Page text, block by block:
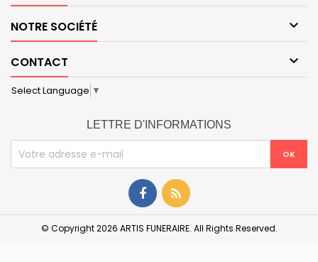
NOTRE SOCIÉTÉ 
CONTACT 
Select Language ▼
LETTRE D'INFORMATIONS
© Copyright 2026 ARTIS FUNERAIRE. All Rights Reserved.